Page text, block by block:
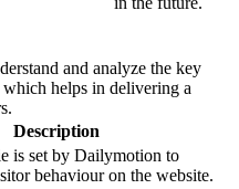
and analyze the key
helps in delivering a
Description
is set by Dailymotion to
behaviour on the website.